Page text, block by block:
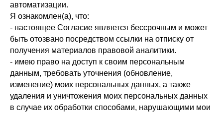
автоматизации.
Я ознакомлен(а), что:
- настоящее Согласие является бессрочным и может
быть отозвано посредством ссылки на отписку от
получения материалов правовой аналитики.
- имею право на доступ к своим персональным
данным, требовать уточнения (обновление,
изменение) моих персональных данных, а также
удаления и уничтожения моих персональных данных
в случае их обработки способами, нарушающими мои